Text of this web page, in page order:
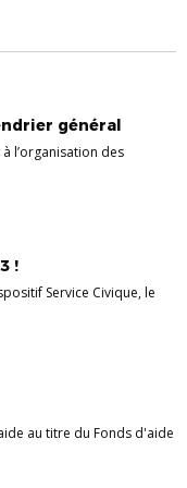
général
l’organisation des
!
Service Civique, le
au titre du Fonds d'aide